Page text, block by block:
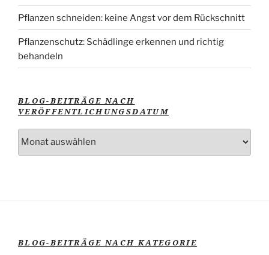
Pflanzen schneiden: keine Angst vor dem Rückschnitt
Pflanzenschutz: Schädlinge erkennen und richtig
behandeln
BLOG-BEITRÄGE NACH
VERÖFFENTLICHUNGSDATUM
BLOG-BEITRÄGE NACH KATEGORIE